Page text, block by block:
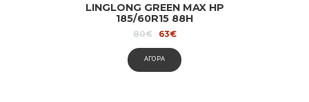
LINGLONG GREEN MAX HP
185/60R15 88H
80€
Original
was:
80€.
63€Current
is:
63€.
ΑΓΟΡΑ